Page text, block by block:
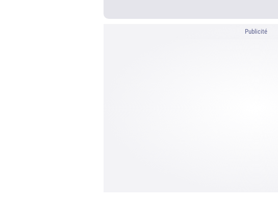
Publicité